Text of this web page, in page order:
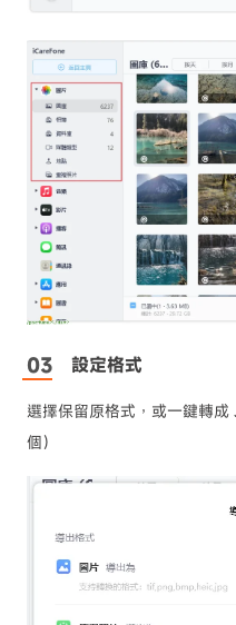
設定格式
選擇保留原格式，或一鍵轉
個）